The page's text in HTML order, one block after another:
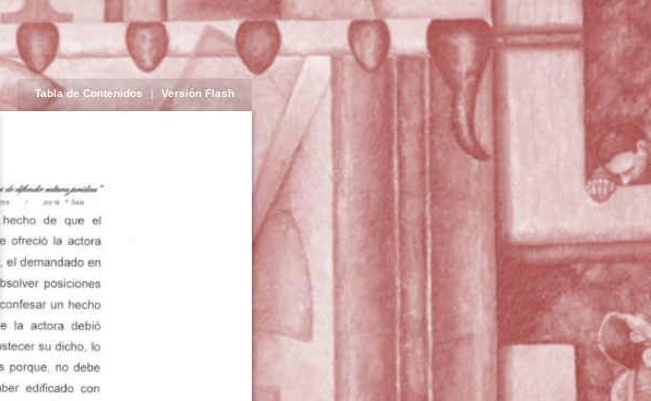
Tabla de Contenidos | Versión Flash